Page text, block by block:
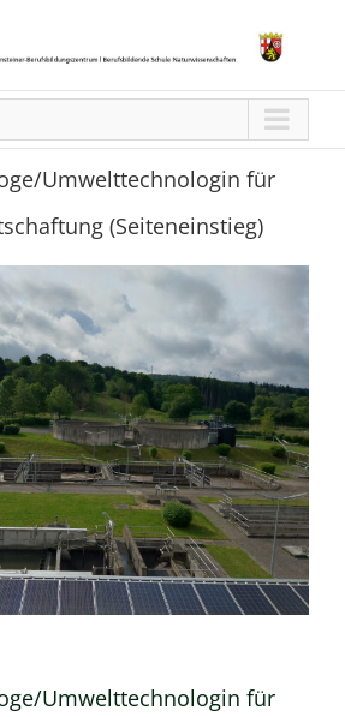
Umwelttechnologin für
(Seiteneinstieg)
Umwelttechnologin für